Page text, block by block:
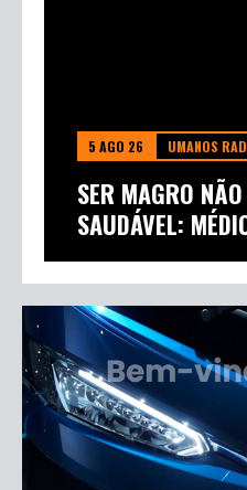
5 AGO 26 UMANOS
SER MAGRO
SAUDÁVEL: